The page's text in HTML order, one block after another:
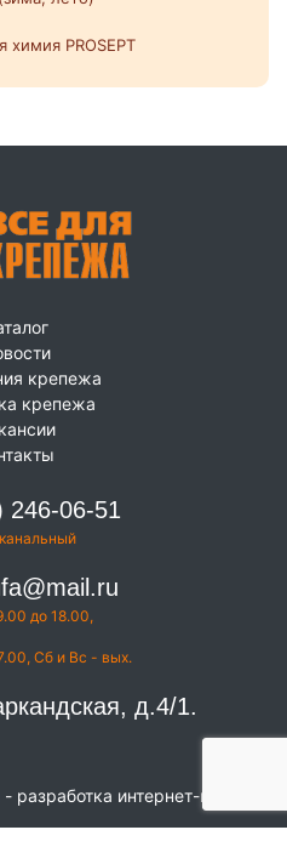
химия PROSEPT
крепежа
крепежа
246-06-51
до 18.00,
Сб и Вс - вых.
д.4/1.
- разработка интернет-магазинов